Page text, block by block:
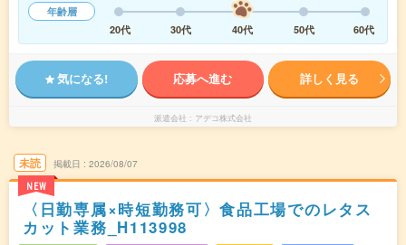
年齢層
20代
30代 40代 50代 60代
気になる! 応募へ進む 詳しく見る
派遣会社 アデコ株式会社
未読
NEW
掲載日 2026/08/07
〈日勤専属×時短勤務可〉食品工場でのレタス
カット業務_H113998